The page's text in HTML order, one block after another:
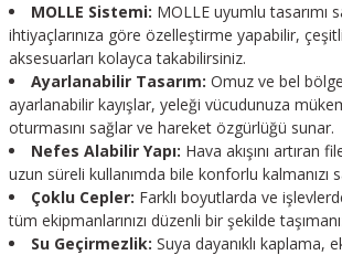
MOLLE Sistemi: MOLLE uyumlu tasarımı
ihtiyaçlarınıza göre özelleştirme yapabilir,
aksesuarları kolayca takabilirsiniz.
Ayarlanabilir Tasarım: Omuz ve bel
ayarlanabilir kayışlar, yeleği vücudunuza
oturmasını sağlar ve hareket özgürlüğü sunar.
Nefes Alabilir Yapı: Hava akışını artıran
uzun süreli kullanımda bile konforlu kalmanızı
Çoklu Cepler: Farklı boyutlarda ve
tüm ekipmanlarınızı düzenli bir şekilde
Su Geçirmezlik: Suya dayanıklı kaplama,